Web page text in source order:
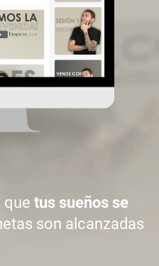
que tus sueños se
son alcanzadas